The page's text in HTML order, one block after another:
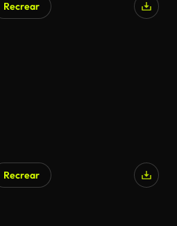
Recrear
Recrear